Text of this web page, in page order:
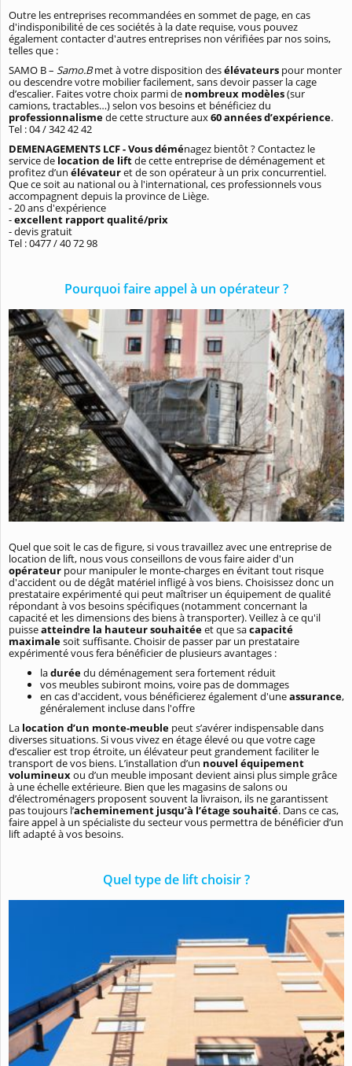
Outre les entreprises recommandées en sommet de page, en cas
d'indisponibilité de ces sociétés à la date requise, vous pouvez
également contacter d'autres entreprises non vérifiées par nos soins,
telles que :
SAMO B – Samo.Bmet à votre disposition desélévateurs pour monter
ou descendre votre mobilier facilement, sans devoir passer la cage
d’escalier. Faites votre choix parmi de nombreux modèles(sur
camions, tractables…) selon vos besoins et bénéficiez du
professionnalismede cette structure aux60 années d’expérience.
Tel : 04 / 342 42 42
DEMENAGEMENTS LCF - Vous déménagez bientôt ? Contactez le
service de location de liftde cette entreprise de déménagement et
profitez d’un élévateuret de son opérateur à un prix concurrentiel.
Que ce soit au national ou à l'international, ces professionnels vous
accompagnent depuis la province de Liège.
- 20 ans d'expérience
-excellent rapport qualité/prix
- devis gratuit
Tel : 0477 / 40 72 98
Pourquoi faire appel à un opérateur ?
Quel que soit le cas de figure, si vous travaillez avec une entreprise de
location de lift, nous vous conseillons de vous faire aider d'un
opérateur pour manipuler le monte-charges en évitant tout risque
d'accident ou de dégât matériel infligé à vos biens. Choisissez donc un
prestataire expérimenté qui peut maîtriser un équipement de qualité
répondant à vos besoins spécifiques (notamment concernant la
capacité et les dimensions des biens à transporter). Veillez à ce qu'il
puisseatteindre la hauteur souhaitéeet que sacapacité
maximalesoit suffisante. Choisir de passer par un prestataire
expérimenté vous fera bénéficier de plusieurs avantages :
laduréedu déménagement sera fortement réduit
vos meubles subiront moins, voire pas de dommages
en cas d'accident, vous bénéficierez également d'uneassurance,
généralement incluse dans l'offre
La location d’un monte-meuble peut s’avérer indispensable dans
diverses situations. Si vous vivez en étage élevé ou que votre cage
d’escalier est trop étroite, un élévateur peut grandement faciliter le
transport de vos biens. L’installation d’un nouvel équipement
volumineuxou d’un meuble imposant devient ainsi plus simple grâce
à une échelle extérieure. Bien que les magasins de salons ou
d’électroménagers proposent souvent la livraison, ils ne garantissent
pas toujours l’acheminement jusqu’à l’étage souhaité. Dans ce cas,
faire appel à un spécialiste du secteur vous permettra de bénéficier d’un
lift adapté à vos besoins.
Quel type de lift choisir ?